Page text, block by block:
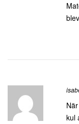
kul